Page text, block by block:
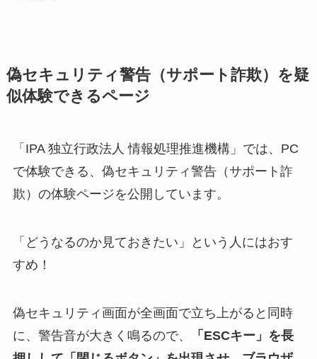
偽セキュリティ警告（サポート詐欺）を疑
似体験できるページ
「IPA 独立行政法人 情報処理推進機構」では、PC
で体験できる、偽セキュリティ警告（サポート詐
欺）の体験ページを公開しています。
「どうなるのか見ておきたい」という人にはおす
すめ！
偽セキュリティ画面が全画面で立ち上がると同時
に、警告音が大きく鳴るので、
「ESCキー」を長